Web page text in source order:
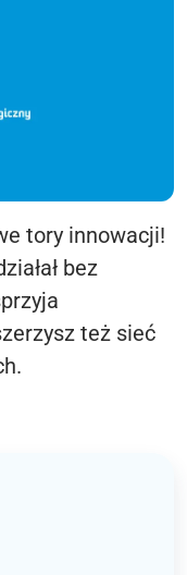
tory innowacji!
bez
też sieć